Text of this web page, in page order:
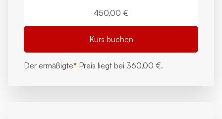
450,00 €
Kurs buchen
Der ermäßigte* Preis liegt bei 360,00 €.